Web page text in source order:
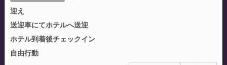
迎え
送迎車にてホテルへ送迎
ホテル到着後チェックイン
自由行動